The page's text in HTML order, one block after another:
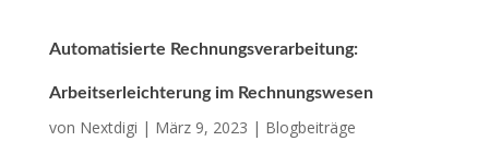
Automatisierte Rechnungsverarbeitung:
Arbeitserleichterung im Rechnungswesen
von Nextdigi | März 9, 2023 | Blogbeiträge